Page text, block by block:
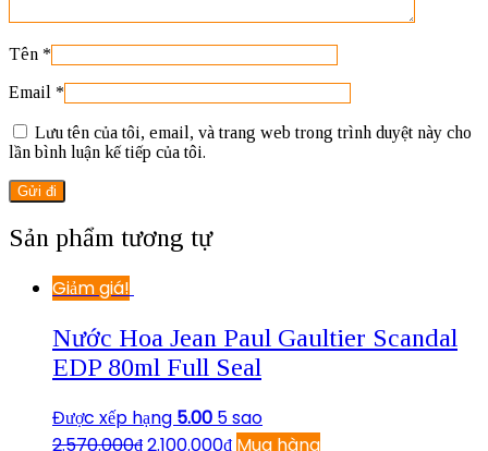
Tên *
Email *
Lưu tên của tôi, email, và trang web trong trình duyệt này cho
lần bình luận kế tiếp của tôi.
Sản phẩm tương tự
Giảm giá!
Nước Hoa Jean Paul Gaultier Scandal
EDP 80ml Full Seal
Được xếp hạng 5.00 5 sao
2.570.000₫2.100.000₫ Mua hàng